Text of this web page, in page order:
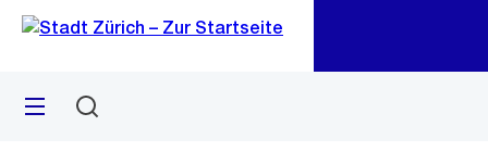
Navigation
Sprunglink
Menü